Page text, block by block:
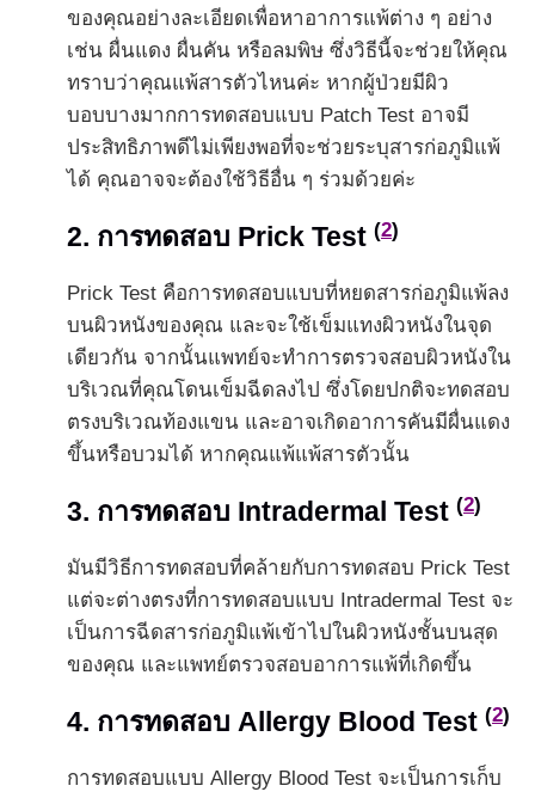
ของคุณอย่างละเอียดเพื่อหาอาการแพ้ต่าง ๆ อย่าง
เช่น ผื่นแดง ผื่นคัน หรือลมพิษ ซึ่งวิธีนี้จะช่วยให้คุณ
ทราบว่าคุณแพ้สารตัวไหนค่ะ หากผู้ป่วยมีผิว
บอบบางมากการทดสอบแบบ Patch Test อาจมี
ประสิทธิภาพดีไม่เพียงพอที่จะช่วยระบุสารก่อภูมิแพ้
ได้ คุณอาจจะต้องใช้วิธีอื่น ๆ ร่วมด้วยค่ะ
2. การทดสอบ Prick Test (2)
Prick Test คือการทดสอบแบบที่หยดสารก่อภูมิแพ้ลง
บนผิวหนังของคุณ และจะใช้เข็มแทงผิวหนังในจุด
เดียวกัน จากนั้นแพทย์จะทำการตรวจสอบผิวหนังใน
บริเวณที่คุณโดนเข็มฉีดลงไป ซึ่งโดยปกติจะทดสอบ
ตรงบริเวณท้องแขน และอาจเกิดอาการคันมีผื่นแดง
ขึ้นหรือบวมได้ หากคุณแพ้แพ้สารตัวนั้น
3. การทดสอบ Intradermal Test (2)
มันมีวิธีการทดสอบที่คล้ายกับการทดสอบ Prick Test
แต่จะต่างตรงที่การทดสอบแบบ Intradermal Test จะ
เป็นการฉีดสารก่อภูมิแพ้เข้าไปในผิวหนังชั้นบนสุด
ของคุณ และแพทย์ตรวจสอบอาการแพ้ที่เกิดขึ้น
4. การทดสอบ Allergy Blood Test (2)
การทดสอบแบบ Allergy Blood Test จะเป็นการเก็บ